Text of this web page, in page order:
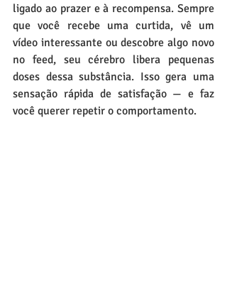
ligado ao prazer e à recompensa. Sempre
que você recebe uma curtida, vê um
vídeo interessante ou descobre algo novo
no feed, seu cérebro libera pequenas
doses dessa substância. Isso gera uma
sensação rápida de satisfação — e faz
você querer repetir o comportamento.